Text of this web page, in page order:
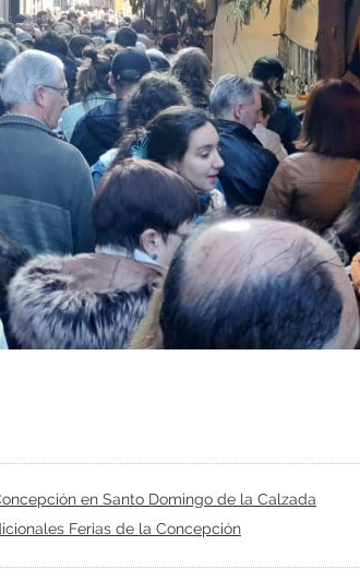
en Santo Domingo de la Calzada
Ferias de la Concepción